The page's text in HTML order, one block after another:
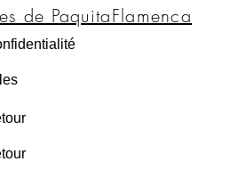
de PaquitaFlamenca